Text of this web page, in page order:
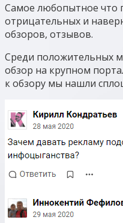
Самое любопытное что
отрицательных и
обзоров, отзывов.
Среди положительных
обзор на крупном
к обзору мы нашли